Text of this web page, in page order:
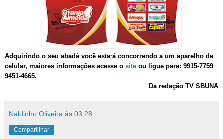
Adquirindo o seu abadá você estará concorrendo a um aparelho de
celular, maiores informações acesse o site ou ligue para: 9915-7759
9451-4665.
Da redação TV SBUNA
Naldinho Oliveira às 03:28
Compartilhar